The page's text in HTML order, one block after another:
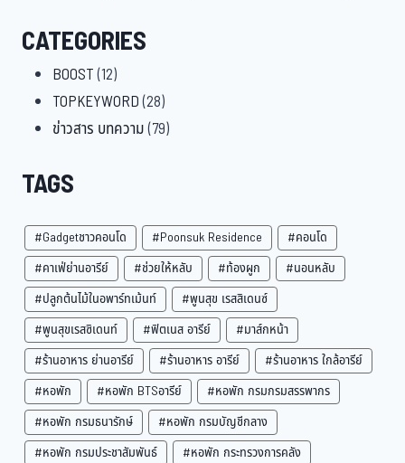
CATEGORIES
BOOST(12)
TOPKEYWORD(28)
ข่าวสาร บทความ(79)
TAGS
#Gadgetชาวคอนโด #Poonsuk Residence
#คอนโด
#คาเฟ่ย่านอารีย์
#ช่วยให้หลับ #ท้องผูก
#นอนหลับ
#ปลูกต้นไม้ในอพาร์ทเม้นท์
#พูนสุข เรสสิเดนซ์
#พูนสุขเรสซิเดนท์
#ฟิตเนส อารีย์
#มาส์กหน้า
#ร้านอาหาร ย่านอารีย์
#ร้านอาหาร อารีย์
#ร้านอาหาร ใกล้อารีย์
#หอพัก
#หอพัก BTSอารีย์
#หอพัก กรมกรมสรรพากร
#หอพัก กรมธนารักษ์
#หอพัก กรมบัญชีกลาง
#หอพัก กรมประชาสัมพันธ์
#หอพัก กระทรวงการคลัง